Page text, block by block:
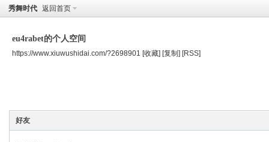
秀舞时代 返回首页
eu4rabet的个人空间
https://www.xiuwushidai.com/?2698901 [收藏] [复制] [RSS]
好友